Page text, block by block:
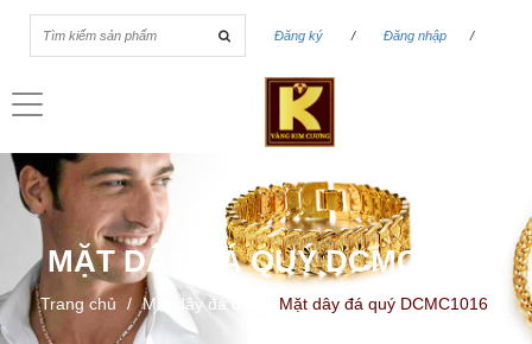
Đăng ký / Đăng nhập /
Toggle
MẶT DÂY ĐÁ QUÝ DCMC1016
Trang chủ / Mặt dây đá quý Mặt dây đá quý DCMC1016